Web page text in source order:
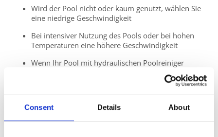
Consent Details About
Wird der Pool nicht oder kaum genutzt, wählen Sie
eine niedrige Geschwindigkeit
Bei intensiver Nutzung des Pools oder bei hohen
Temperaturen eine höhere Geschwindigkeit
Wenn Ihr Pool mit hydraulischen Poolreiniger
gereinigt wird, erhöhen Sie die Geschwindigkeit
um die Laufgeschwindigkeit zu erhöhen und Zeit
zu sparen
DAUERHAFTE ENERGIEEINSPARUNG